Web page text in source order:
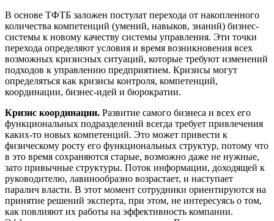
В основе ТФТБ заложен постулат перехода от накопленного
количества компетенций (умений, навыков, знаний) бизнес-
системы к новому качеству системы управления. Эти точки
перехода определяют условия и время возникновения всех
возможных кризисных ситуаций, которые требуют изменений
подходов к управлению предприятием. Кризисы могут
определяться как кризисы контроля, компетенций,
координации, бизнес-идей и бюрократии.
Кризис координации. Развитие самого бизнеса и всех его
функциональных подразделений всегда требует привлечения
каких-то новых компетенций. Это может привести к
физическому росту его функциональных структур, потому что
в это время сохраняются старые, возможно даже не нужные,
зато привычные структуры. Поток информации, доходящей к
руководителю, лавинообразно возрастает, и наступает
паралич власти. В этот момент сотрудники ориентируются на
принятие решений эксперта, при этом, не интересуясь о том,
как повлияют их работы на эффективность компании.